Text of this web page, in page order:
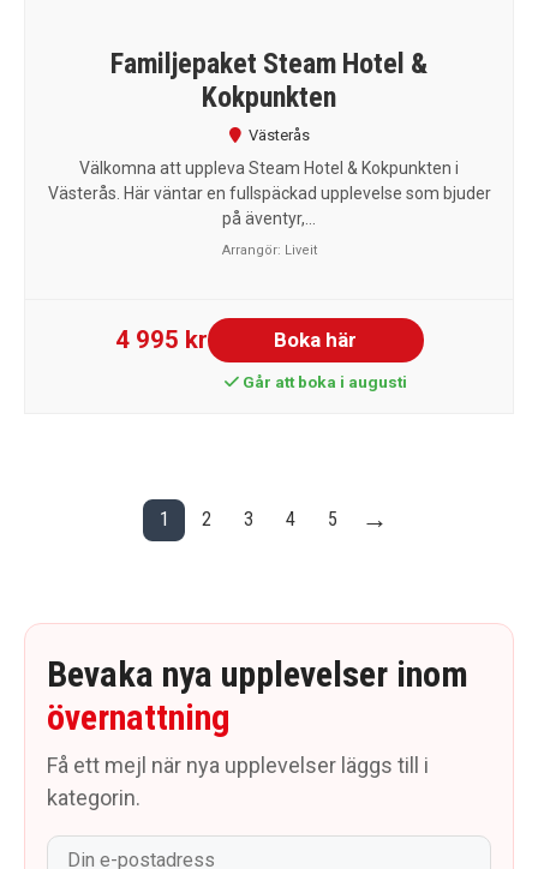
Familjepaket Steam Hotel &
Kokpunkten
Västerås
Välkomna att uppleva Steam Hotel & Kokpunkten i
Västerås. Här väntar en fullspäckad upplevelse som bjuder
på äventyr,...
Arrangör: Liveit
4 995 kr Boka här
Går att boka i augusti
1 2 3 4 5 →
Bevaka nya upplevelser inom
övernattning
Få ett mejl när nya upplevelser läggs till i
kategorin.